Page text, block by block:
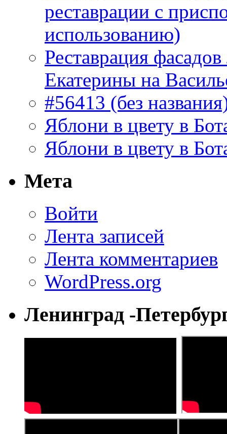
реставрации с
использованию)
Реставрация
Екатерины на
#56413 (без
Яблони в цвету в
Яблони в цвету в
Мета
Войти
Лента записей
Лента комментариев
WordPress.org
Ленинград -